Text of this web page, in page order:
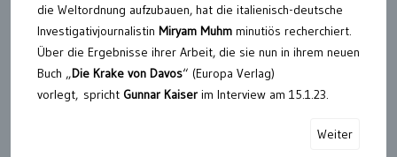
die Weltordnung aufzubauen, hat die italienisch-deutsche
Investigativjournalistin Miryam Muhm minutiös recherchiert.
Über die Ergebnisse ihrer Arbeit, die sie nun in ihrem neuen
Buch „Die Krake von Davos“ (Europa Verlag)
vorlegt, spricht Gunnar Kaiser im Interview am 15.1.23.
Weiter